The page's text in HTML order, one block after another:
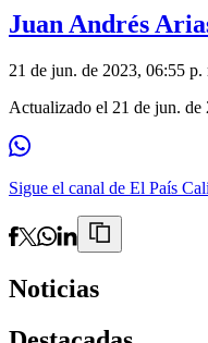
Juan Andrés
21 de jun. de 2023, 06:55 p.
Actualizado el 21 de jun. de
Sigue el canal de El País
Noticias